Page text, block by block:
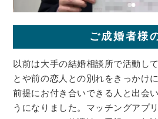
ご成婚者様
以前は大手の結婚相談所で活動し
とや前の恋人との別れをきっかけ
前提にお付き合いできる人と出会
うになりました。マッチングアプ